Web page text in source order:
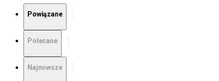
Powiązane
Polecane
Najnowsze